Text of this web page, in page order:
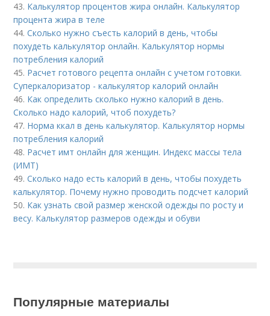
43. Калькулятор процентов жира онлайн. Калькулятор
процента жира в теле
44.Сколько нужно съесть калорий в день, чтобы
похудеть калькулятор онлайн. Калькулятор нормы
потребления калорий
45. Расчет готового рецепта онлайн с учетом готовки.
Суперкалоризатор - калькулятор калорий онлайн
46. Как определить сколько нужно калорий в день.
Сколько надо калорий, чтоб похудеть?
47. Норма ккал в день калькулятор. Калькулятор нормы
потребления калорий
48. Расчет имт онлайн для женщин. Индекс массы тела
(ИМТ)
49.Сколько надо есть калорий в день, чтобы похудеть
калькулятор. Почему нужно проводить подсчет калорий
50. Как узнать свой размер женской одежды по росту и
весу. Калькулятор размеров одежды и обуви
Популярные материалы